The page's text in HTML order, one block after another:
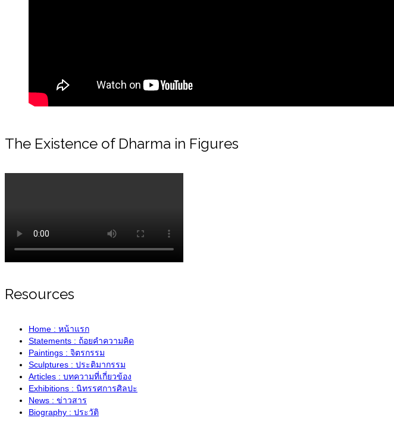
The Existence of Dharma in Figures
Resources
Home : หน้าแรก
Statements : ถ้อยคำความคิด
Paintings : จิตรกรรม
Sculptures : ประติมากรรม
Articles : บทความที่เกี่ยวข้อง
Exhibitions : นิทรรศการศิลปะ
News : ข่าวสาร
Biography : ประวัติ